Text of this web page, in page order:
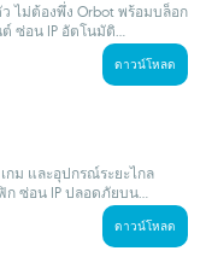
ไม่ต้องพึ่ง Orbot พร้อมบล็อก
ซ่อน IP อัตโนมัติ...
ดาวน์โหลด
กม และอุปกรณ์ระยะไกล
ก ซ่อน IP ปลอดภัยบน...
ดาวน์โหลด